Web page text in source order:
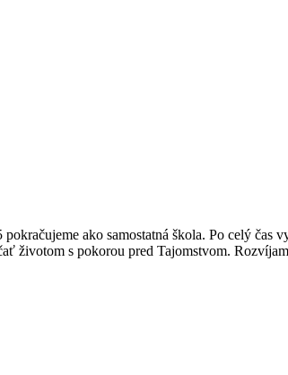
ako samostatná škola. Po celý čas
životom s pokorou pred Tajomstvom.